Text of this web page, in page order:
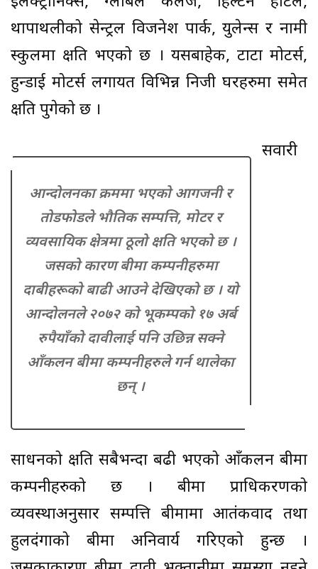
थापाथलीको सेन्ट्रल विजनेश पार्क, युलेन्स र नामी
स्कुलमा क्षति भएको छ । यसबाहेक, टाटा मोटर्स,
हुन्डाई मोटर्स लगायत विभिन्न निजी घरहरुमा समेत
क्षति पुगेको छ ।
आन्दोलनका क्रममा भएको आगजनी र
तोडफोडले भौतिक सम्पत्ति, मोटर र
व्यवसायिक क्षेत्रमा ठूलो क्षति भएको छ ।
जसको कारण बीमा कम्पनीहरुमा
दाबीहरूको बाढी आउने देखिएको छ । यो
आन्दोलनले २०७२ को भूकम्पको १७ अर्ब
रुपैयाँको दावीलाई पनि उछिन्न सक्ने
आँकलन बीमा कम्पनीहरुले गर्न थालेका
छन् ।
सवारी
साधनको क्षति सबैभन्दा बढी भएको आँकलन बीमा
कम्पनीहरुको छ । बीमा प्राधिकरणको
व्यवस्थाअनुसार सम्पत्ति बीमामा आतंकवाद तथा
हुलदंगाको बीमा अनिवार्य गरिएको हुन्छ ।